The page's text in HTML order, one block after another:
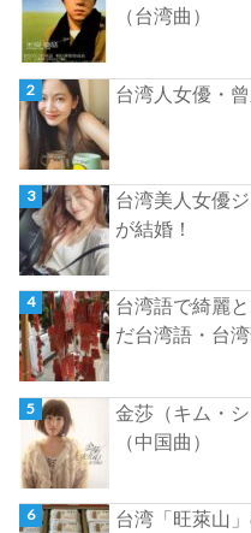
（台湾曲）
台湾人女優・
台湾美人女優
が結婚！
台湾語で綺麗
だ台湾語・台湾
金莎（キム・
（中国曲）
台湾「旺萊山